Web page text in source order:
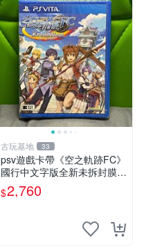
古玩基地 33
psv遊戲卡帶《空之軌跡FC》
國行中文字版全新未拆封膜有
輕微使用痕跡嚴選推薦適合收
藏 歲月痕跡 二手 psv 游戲卡
$2,760